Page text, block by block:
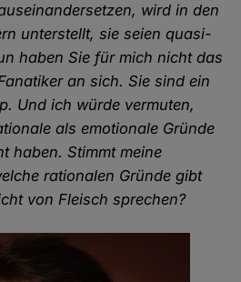
wird in den
unterstellt, sie seien quasi-
haben Sie für mich nicht das
an sich. Sie sind ein
Und ich würde vermuten,
als emotionale Gründe
haben. Stimmt meine
rationalen Gründe gibt
von Fleisch sprechen?